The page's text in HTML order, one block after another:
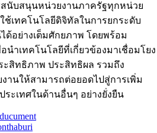
นับสนุนหน่วยงานภาครัฐทุกหน่วย
ช้เทคโนโลยีดิจิทัลในการยกระดับ
ด้อย่างเต็มศักยภาพ โดยพร้อม
ำเทคโนโลยีที่เกี่ยวข้องมาเชื่อมโยง
ะสิทธิภาพ ประสิทธิผล รวมถึง
านให้สามารถต่อยอดไปสู่การเพิ่ม
ะเทศในด้านอื่นๆ อย่างยั่งยืน